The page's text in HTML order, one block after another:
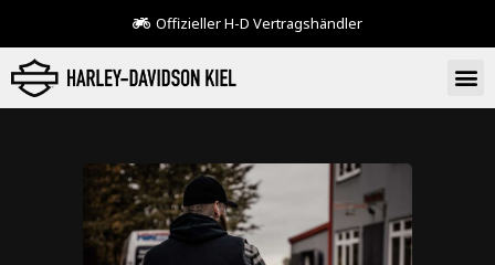
Offizieller H-D Vertragshändler